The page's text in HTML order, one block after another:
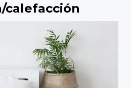
calefacción